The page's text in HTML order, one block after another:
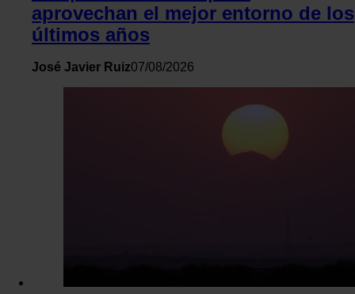
aprovechan el mejor entorno de los
últimos años
José Javier Ruiz07/08/2026